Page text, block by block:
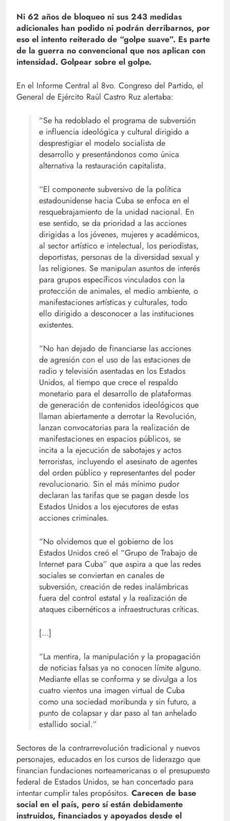
Ni 62 años de bloqueo ni sus 243 medidas
adicionales han podido ni podrán derribarnos, por
eso el intento reiterado de “golpe suave”. Es parte
de la guerra no convencional que nos aplican con
intensidad. Golpear sobre el golpe.
En el Informe Central al 8vo. Congreso del Partido, el
General de Ejército Raúl Castro Ruz alertaba:
“Se ha redoblado el programa de subversión
e influencia ideológica y cultural dirigido a
desprestigiar el modelo socialista de
desarrollo y presentándonos como única
alternativa la restauración capitalista.
“El componente subversivo de la política
estadounidense hacia Cuba se enfoca en el
resquebrajamiento de la unidad nacional. En
ese sentido, se da prioridad a las acciones
dirigidas a los jóvenes, mujeres y académicos,
al sector artístico e intelectual, los periodistas,
deportistas, personas de la diversidad sexual y
las religiones. Se manipulan asuntos de interés
para grupos específicos vinculados con la
protección de animales, el medio ambiente, o
manifestaciones artísticas y culturales, todo
ello dirigido a desconocer a las instituciones
existentes.
“No han dejado de financiarse las acciones
de agresión con el uso de las estaciones de
radio y televisión asentadas en los Estados
Unidos, al tiempo que crece el respaldo
monetario para el desarrollo de plataformas
de generación de contenidos ideológicos que
llaman abiertamente a derrotar la Revolución,
lanzan convocatorias para la realización de
manifestaciones en espacios públicos, se
incita a la ejecución de sabotajes y actos
terroristas, incluyendo el asesinato de agentes
del orden público y representantes del poder
revolucionario. Sin el más mínimo pudor
declaran las tarifas que se pagan desde los
Estados Unidos a los ejecutores de estas
acciones criminales.
“No olvidemos que el gobierno de los
Estados Unidos creó el “Grupo de Trabajo de
Internet para Cuba” que aspira a que las redes
sociales se conviertan en canales de
subversión, creación de redes inalámbricas
fuera del control estatal y la realización de
ataques cibernéticos a infraestructuras críticas.
[…]
“La mentira, la manipulación y la propagación
de noticias falsas ya no conocen límite alguno.
Mediante ellas se conforma y se divulga a los
cuatro vientos una imagen virtual de Cuba
como una sociedad moribunda y sin futuro, a
punto de colapsar y dar paso al tan anhelado
estallido social.”
Sectores de la contrarrevolución tradicional y nuevos
personajes, educados en los cursos de liderazgo que
financian fundaciones norteamericanas o el presupuesto
federal de Estados Unidos, se han concertado para
intentar cumplir tales propósitos. Carecen de base
social en el país, pero sí están debidamente
instruidos, financiados y apoyados desde el